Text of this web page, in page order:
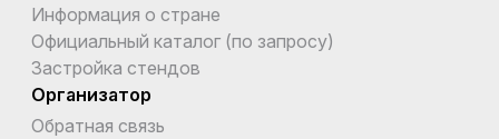
Информация о стране
Официальный каталог (по запросу)
Застройка стендов
Организатор
Обратная связь